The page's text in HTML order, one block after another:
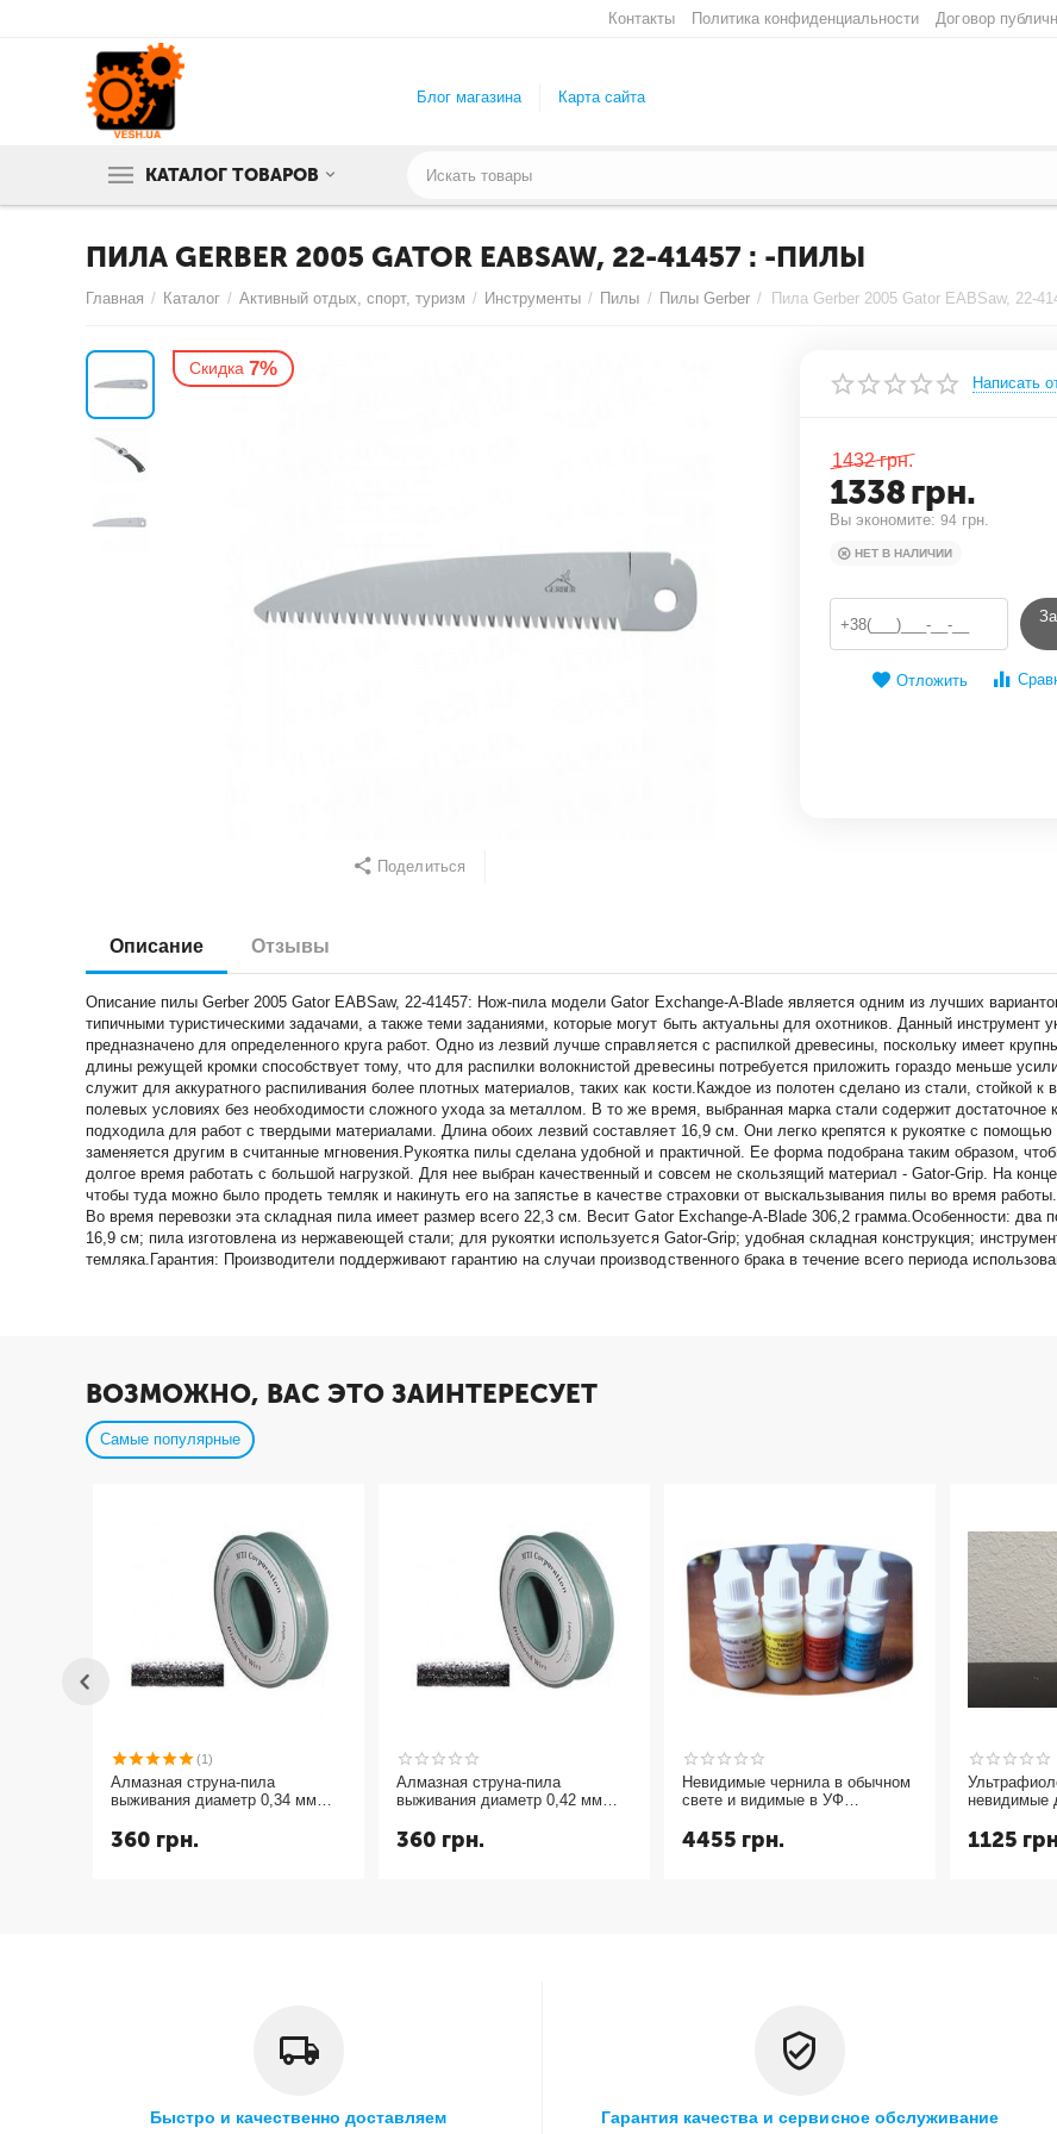
Контакты Политика конфиденциальности Договор
Блог магазина Карта сайта
КАТАЛОГ ТОВАРОВ
ПИЛА GERBER 2005 GATOR EABSAW, 22-41457 : -ПИЛЫ
Главная / Каталог / Активный отдых, спорт, туризм / Инструменты / Пилы / Пилы Gerber / Пила Gerber 2005 Gator EABSaw, 22-
Скидка 7%
Поделиться
Написать
1432 грн.
1338грн.
Вы экономите: 94 грн.
НЕТ В НАЛИЧИИ
Отложить
Описание Отзывы
Описание пилы Gerber 2005 Gator EABSaw, 22-41457: Нож-пила модели Gator Exchange-A-Blade является одним из лучших
типичными туристическими задачами, а также теми заданиями, которые могут быть актуальны для охотников. Данный инструмент
предназначено для определенного круга работ. Одно из лезвий лучше справляется с распилкой древесины, поскольку имеет
длины режущей кромки способствует тому, что для распилки волокнистой древесины потребуется приложить гораздо меньше
служит для аккуратного распиливания более плотных материалов, таких как кости.Каждое из полотен сделано из стали, стойкой
полевых условиях без необходимости сложного ухода за металлом. В то же время, выбранная марка стали содержит достаточное
подходила для работ с твердыми материалами. Длина обоих лезвий составляет 16,9 см. Они легко крепятся к рукоятке с
заменяется другим в считанные мгновения.Рукоятка пилы сделана удобной и практичной. Ее форма подобрана таким образом,
долгое время работать с большой нагрузкой. Для нее выбран качественный и совсем не скользящий материал - Gator-Grip. На
чтобы туда можно было продеть темляк и накинуть его на запястье в качестве страховки от выскальзывания пилы во время
Во время перевозки эта складная пила имеет размер всего 22,3 см. Весит Gator Exchange-A-Blade 306,2 грамма.Особенности: два
16,9 см; пила изготовлена из нержавеющей стали; для рукоятки используется Gator-Grip; удобная складная конструкция;
темляка.Гарантия: Производители поддерживают гарантию на случаи производственного брака в течение всего периода
ВОЗМОЖНО, ВАС ЭТО ЗАИНТЕРЕСУЕТ
Самые популярные
(1)
Алмазная струна-пила
выживания диаметр 0,34 мм
360 грн.
Алмазная струна-пила
выживания диаметр 0,42 мм
360 грн.
Невидимые чернила в обычном
свете и видимые в УФ
СНЧП) чернила для струйного
принтера 4 цвета
4455 грн.
невидимые
yellow 10мл.
1125
Быстро и качественно доставляем Гарантия качества и сервисное обслуживание